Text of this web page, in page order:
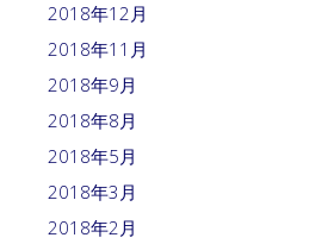
2018年12月
2018年11月
2018年9月
2018年8月
2018年5月
2018年3月
2018年2月